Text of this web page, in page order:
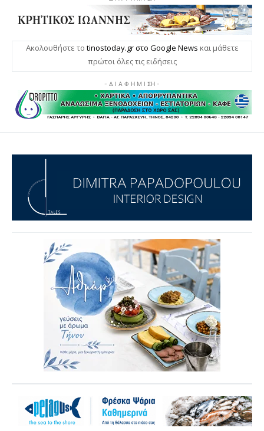
Ακολουθήστε το tinostoday.gr στο Google News και μάθετε
πρώτοι όλες τις ειδήσεις
- Δ Ι Α Φ Η Μ Ι ΣΗ -